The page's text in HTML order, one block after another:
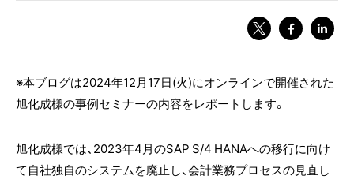
※本ブログは2024年12月17日(火)にオンラインで開催された
旭化成様の事例セミナーの内容をレポートします。
旭化成様では、2023年4月のSAP S/4 HANAへの移行に向け
て自社独自のシステムを廃止し、会計業務プロセスの見直し